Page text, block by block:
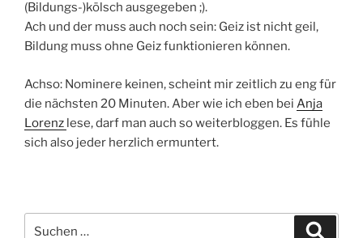
(Bildungs-)kölsch ausgegeben ;).
Ach und der muss auch noch sein: Geiz ist nicht geil,
Bildung muss ohne Geiz funktionieren können.
Achso: Nominere keinen, scheint mir zeitlich zu eng für
die nächsten 20 Minuten. Aber wie ich eben bei Anja
Lorenz lese, darf man auch so weiterbloggen. Es fühle
sich also jeder herzlich ermuntert.